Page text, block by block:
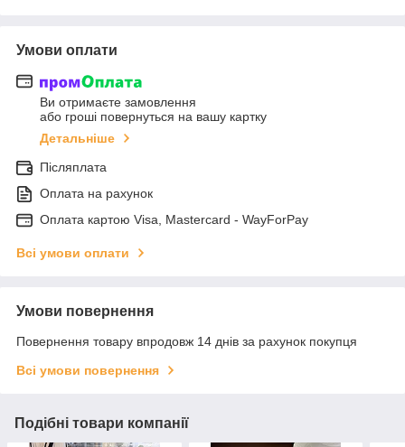
Умови оплати
Ви отримаєте замовлення
або гроші повернуться на вашу картку
Детальніше
Післяплата
Оплата на рахунок
Оплата картою Visa, Mastercard - WayForPay
Всі умови оплати
Умови повернення
Повернення товару впродовж 14 днів за рахунок покупця
Всі умови повернення
Подібні товари компанії